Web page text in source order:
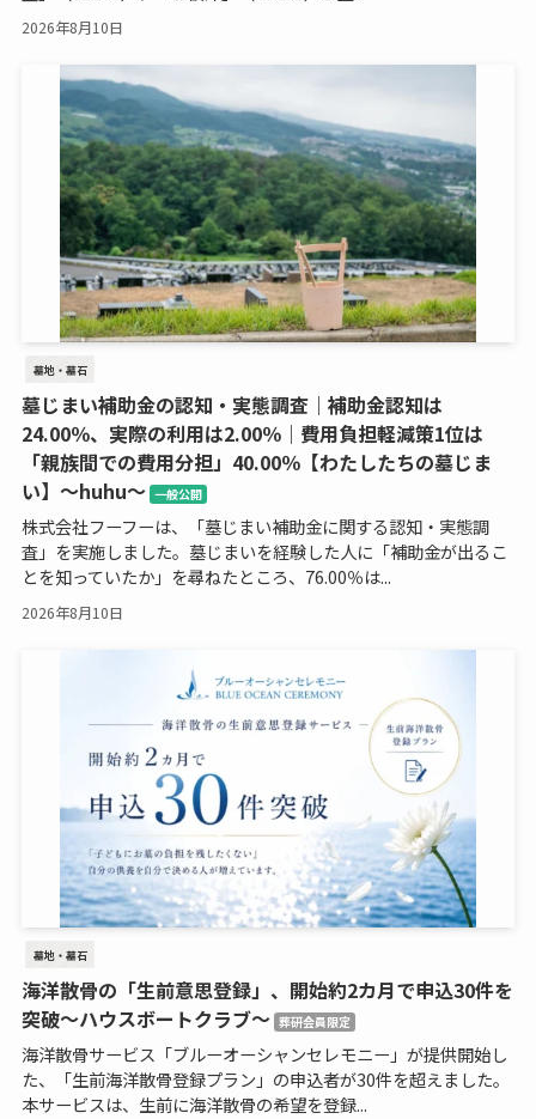
2026年8月10日
墓地・墓石
墓じまい補助金の認知・実態調査｜補助金認知は
24.00％、実際の利用は2.00％｜費用負担軽減策1位は
「親族間での費用分担」40.00％【わたしたちの墓じま
い】～huhu～ 一般公開
株式会社フーフーは、「墓じまい補助金に関する認知・実態調
査」を実施しました。墓じまいを経験した人に「補助金が出るこ
とを知っていたか」を尋ねたところ、76.00％は...
2026年8月10日
墓地・墓石
海洋散骨の「生前意思登録」、開始約2カ月で申込30件を
突破～ハウスボートクラブ～ 葬研会員限定
海洋散骨サービス「ブルーオーシャンセレモニー」が提供開始し
た、「生前海洋散骨登録プラン」の申込者が30件を超えました。
本サービスは、生前に海洋散骨の希望を登録...